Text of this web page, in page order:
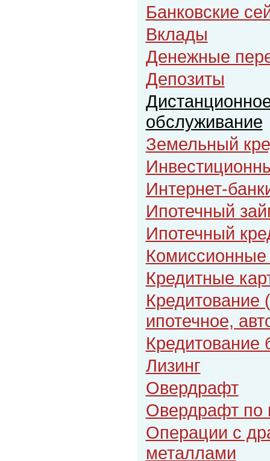
Банковские
Вклады
Денежные
Депозиты
обслуживание
Земельный
Интернет-
Ипотечный
Ипотечный
Кредитные
Кредитование
ипотечное,
Кредитование
Лизинг
Овердрафт
Овердрафт по
Операции с
металлами